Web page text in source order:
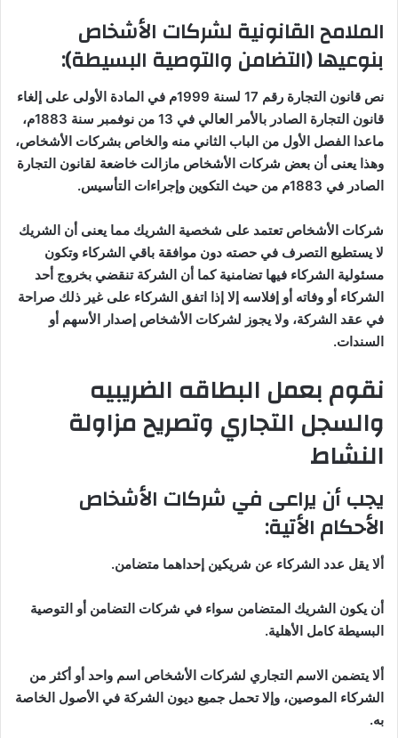
الملامح القانونية لشركات الأشخاص
بنوعيها (التضامن والتوصية البسيطة):
نص قانون التجارة رقم 17 لسنة 1999م في المادة الأولى على إلغاء
قانون التجارة الصادر بالأمر العالي في 13 من نوفمبر سنة 1883م،
ماعدا الفصل الأول من الباب الثاني منه والخاص بشركات الأشخاص،
وهذا يعنى أن بعض شركات الأشخاص مازالت خاضعة لقانون التجارة
الصادر في 1883م من حيث التكوين وإجراءات التأسيس
.
شركات الأشخاص تعتمد على شخصية الشريك مما يعنى أن الشريك
لا يستطيع التصرف في حصته دون موافقة باقي الشركاء وتكون
مسئولية الشركاء فيها تضامنية كما أن الشركة تنقضي بخروج أحد
الشركاء أو وفاته أو إفلاسه إلا إذا اتفق الشركاء على غير ذلك صراحة
في عقد الشركة، ولا يجوز لشركات الأشخاص إصدار الأسهم أو
السندات.
نقوم بعمل البطاقه الضريبيه
والسجل التجاري وتصريح مزاولة
النشاط
يجب أن يراعى في شركات الأشخاص
الأحكام الأتية:
ألا يقل عدد الشركاء عن شريكين إحداهما متضامن.
أن يكون الشريك المتضامن سواء في شركات التضامن أو التوصية
البسيطة كامل الأهلية.
ألا يتضمن الاسم التجاري لشركات الأشخاص اسم واحد أو أكثر من
الشركاء الموصين، وإلا تحمل جميع ديون الشركة في الأصول الخاصة
به.